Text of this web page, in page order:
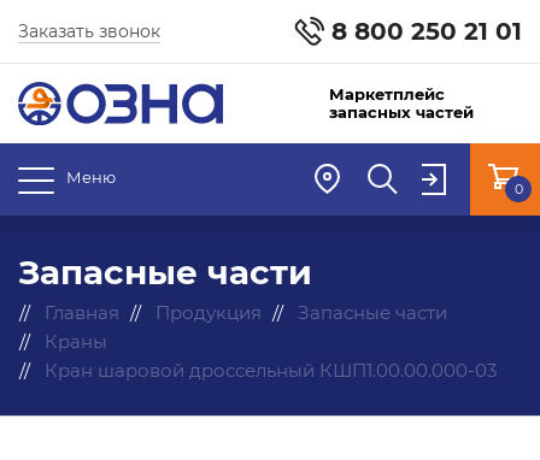
8 800 250 21 01
Заказать звонок
Маркетплейс
запасных частей
Меню
0
Запасные части
Главная Продукция
Запасные части
Краны
Кран шаровой дроссельный КШП1.00.00.000-03